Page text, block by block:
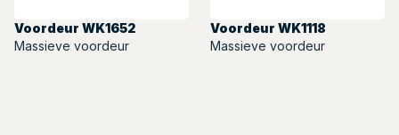
Voordeur WK1652
Massieve voordeur
Voordeur WK1118
Massieve voordeur